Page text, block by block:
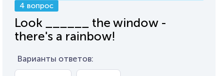
4 вопрос
Look ______ the window -
there's a rainbow!
Варианты ответов: